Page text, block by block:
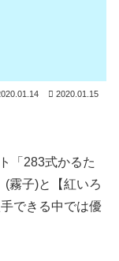
2020.01.15
「283式かるた
霧子)と【紅いろ
できる中では優